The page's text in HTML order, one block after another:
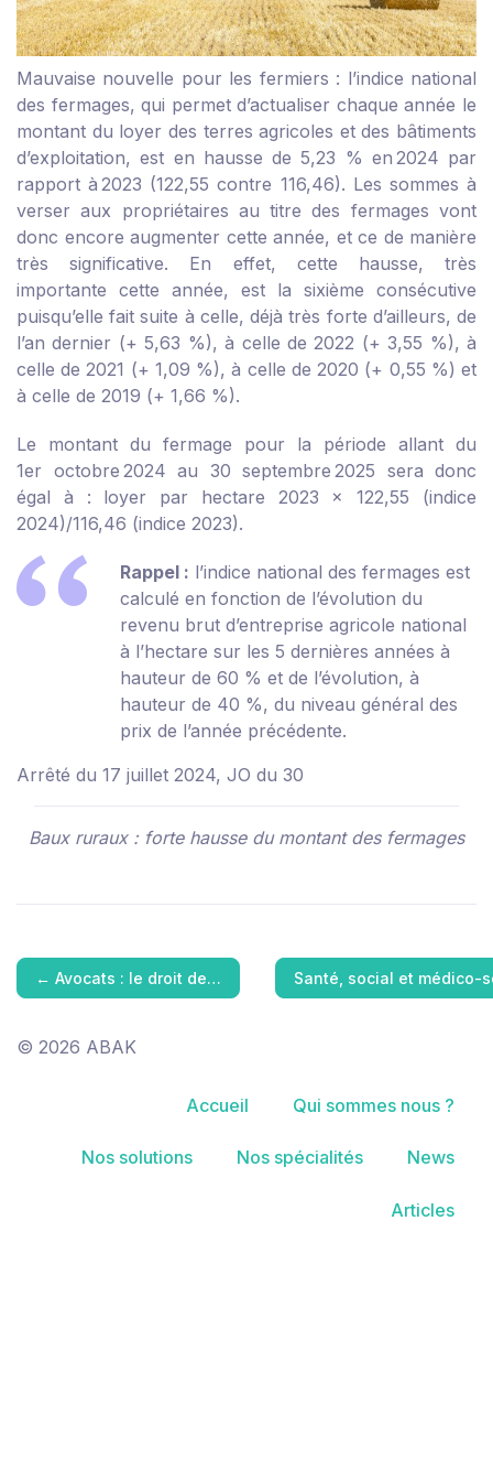
Mauvaise nouvelle pour les fermiers : l’indice national
des fermages, qui permet d’actualiser chaque année le
montant du loyer des terres agricoles et des bâtiments
d’exploitation, est en hausse de 5,23 % en 2024 par
rapport à 2023 (122,55 contre 116,46). Les sommes à
verser aux propriétaires au titre des fermages vont
donc encore augmenter cette année, et ce de manière
très significative. En effet, cette hausse, très
importante cette année, est la sixième consécutive
puisqu’elle fait suite à celle, déjà très forte d’ailleurs, de
l’an dernier (+ 5,63 %), à celle de 2022 (+ 3,55 %), à
celle de 2021 (+ 1,09 %), à celle de 2020 (+ 0,55 %) et
à celle de 2019 (+ 1,66 %).
Le montant du fermage pour la période allant du
1er octobre 2024 au 30 septembre 2025 sera donc
égal à : loyer par hectare 2023 x 122,55 (indice
2024)/116,46 (indice 2023).
Rappel : l’indice national des fermages est
calculé en fonction de l’évolution du
revenu brut d’entreprise agricole national
à l’hectare sur les 5 dernières années à
hauteur de 60 % et de l’évolution, à
hauteur de 40 %, du niveau général des
prix de l’année précédente.
Arrêté du 17 juillet 2024, JO du 30
Baux ruraux : forte hausse du montant des fermages
← Avocats : le droit de… Santé, social et médico-
© 2026 ABAK
Accueil Qui sommes nous ?
Nos solutions Nos spécialités News
Articles